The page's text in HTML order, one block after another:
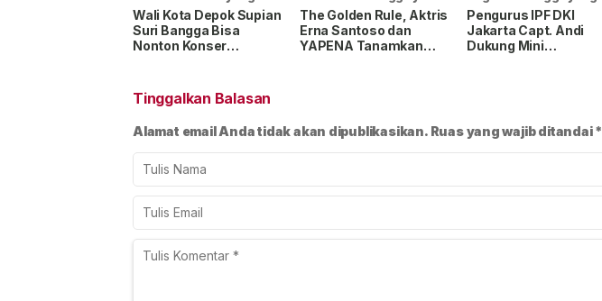
Wali Kota Depok Supian
Suri Bangga Bisa
Nonton Konser
lalu
The Golden Rule, Aktris
Erna Santoso dan
YAPENA Tanamkan
lalu
Pengurus IPF DKI
Jakarta Capt. Andi
Dukung Mini
Tinggalkan Balasan
Alamat email Anda tidak akan dipublikasikan. Ruas yang wajib ditandai*